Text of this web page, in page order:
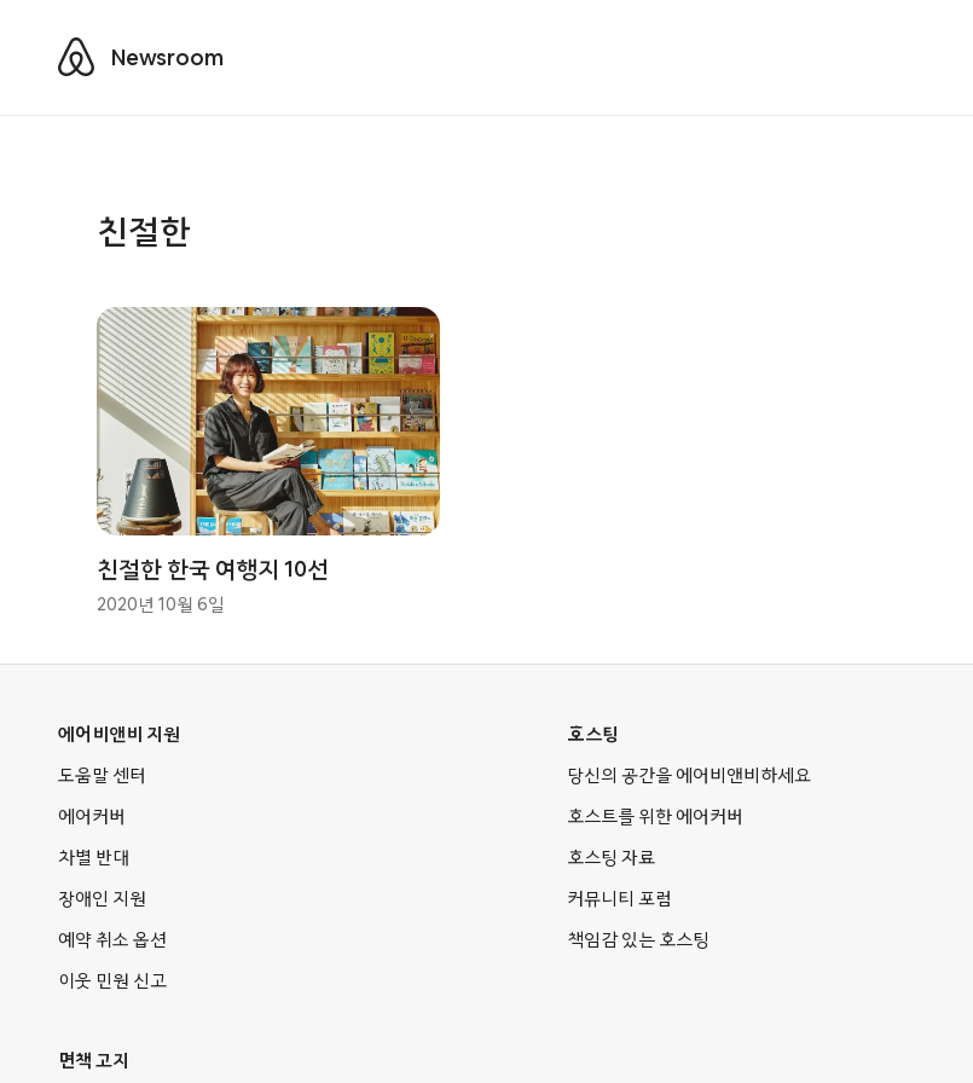
AirbnbNewsroom
친절한
친절한 한국 여행지 10선
2020년 10월 6일
에어비앤비 지원
도움말 센터
에어커버
차별 반대
장애인 지원
예약 취소 옵션
이웃 민원 신고
호스팅
당신의 공간을 에어비앤비하세요
호스트를 위한 에어커버
호스팅 자료
커뮤니티 포럼
책임감 있는 호스팅
면책 고지